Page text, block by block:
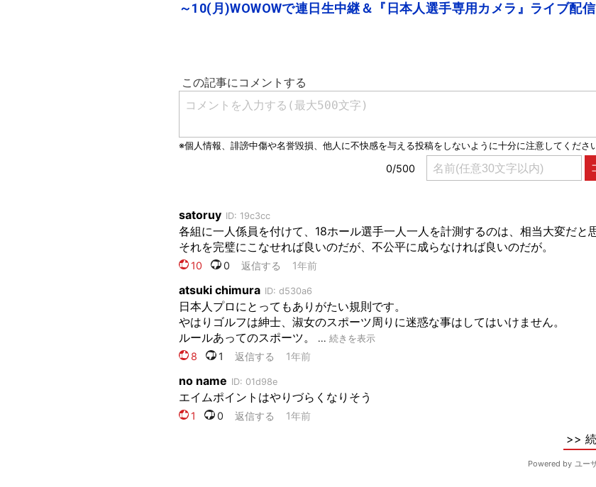
～10(月)WOWOWで連日生中継＆『日本人選手専用カメラ』ライブ配信